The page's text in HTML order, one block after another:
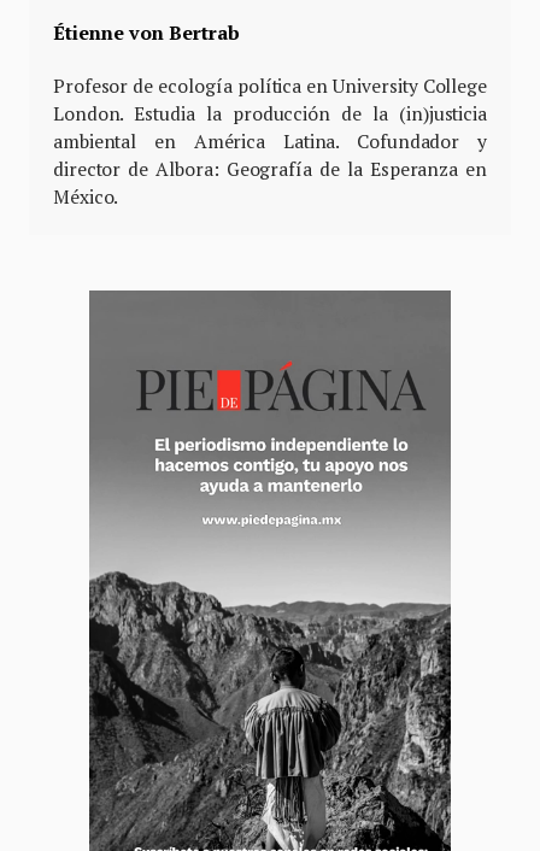
Étienne von Bertrab
Profesor de ecología política en University College
London. Estudia la producción de la (in)justicia
ambiental en América Latina. Cofundador y
director de Albora: Geografía de la Esperanza en
México.